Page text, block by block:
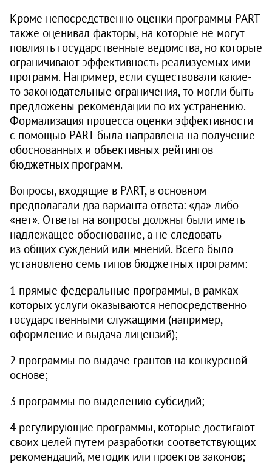
Кроме непосредственно оценки программы PART
также оценивал факторы, на которые не могут
повлиять государственные ведомства, но которые
ограничивают эффективность реализуемых ими
программ. Например, если существовали какие-
то законодательные ограничения, то могли быть
предложены рекомендации по их устранению.
Формализация процесса оценки эффективности
с помощью PART была направлена на получение
обоснованных и объективных рейтингов
бюджетных программ.
Вопросы, входящие в PART, в основном
предполагали два варианта ответа: «да» либо
«нет». Ответы на вопросы должны были иметь
надлежащее обоснование, а не следовать
из общих суждений или мнений. Всего было
установлено семь типов бюджетных программ:
1 прямые федеральные программы, в рамках
которых услуги оказываются непосредственно
государственными служащими (например,
оформление и выдача лицензий);
2 программы по выдаче грантов на конкурсной
основе;
3 программы по выделению субсидий;
4 регулирующие программы, которые достигают
своих целей путем разработки соответствующих
рекомендаций, методик или проектов законов;